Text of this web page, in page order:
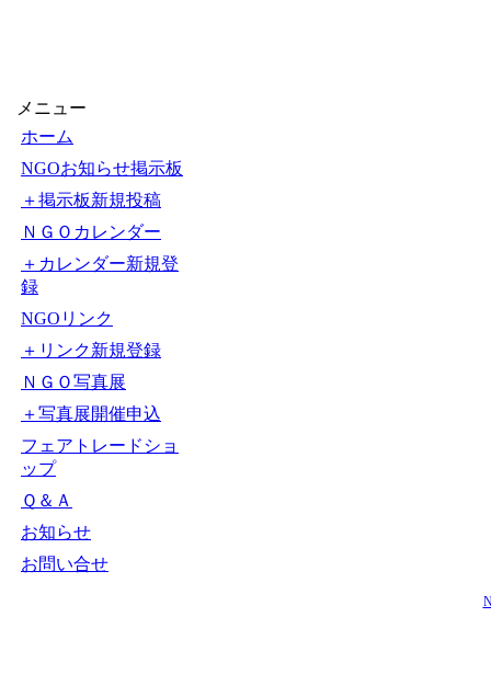
メニュー
ホーム
NGOお知らせ掲示板
＋掲示板新規投稿
ＮＧＯカレンダー
＋カレンダー新規登
録
NGOリンク
＋リンク新規登録
ＮＧＯ写真展
＋写真展開催申込
フェアトレードショ
ップ
Ｑ＆Ａ
お知らせ
お問い合せ